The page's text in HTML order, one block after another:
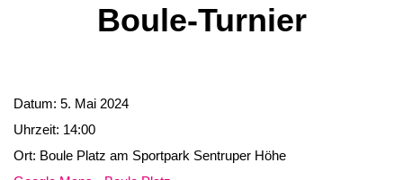
Boule-Turnier
Datum: 5. Mai 2024
Uhrzeit: 14:00
Ort: Boule Platz am Sportpark Sentruper Höhe